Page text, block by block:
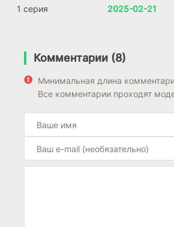
1 серия 2025-02-21
Комментарии (8)
Минимальная длина
Все комментарии проходят